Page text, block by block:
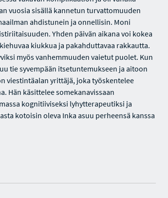
vuosia sisällä kannetun turvattomuuden
ahdistunein ja onnellisin. Moni
Yhden päivän aikana voi kokea
kiukkua ja pakahduttavaa rakkautta.
myös vanhemmuuden vaietut puolet. Kun
tie syvempään itsetuntemukseen ja aitoon
viestintäalan yrittäjä, joka työskentelee
Hän käsittelee somekanavissaan
kognitiiviseksi lyhytterapeutiksi ja
kotoisin oleva Inka asuu perheensä kanssa